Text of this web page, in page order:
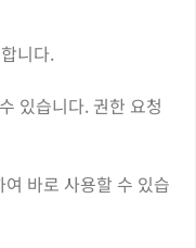
니다.
있습니다. 권한 요청
여 바로 사용할 수 있습